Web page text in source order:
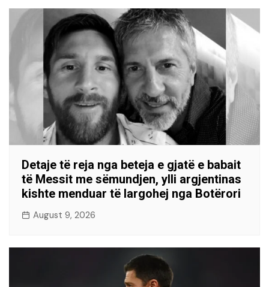
Detaje të reja nga beteja e gjatë e babait
të Messit me sëmundjen, ylli argjentinas
kishte menduar të largohej nga Botërori
August 9, 2026